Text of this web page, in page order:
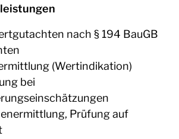
nach § 194 BauGB
(Wertindikation)
bei
Prüfung auf